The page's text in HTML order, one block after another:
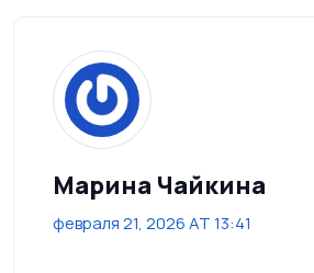
Марина Чайкина
февраля 21, 2026 AT 13:41